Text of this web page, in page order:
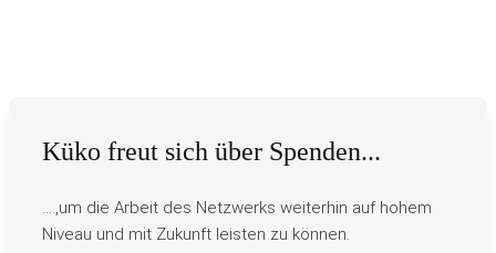
Küko freut sich über Spenden...
….,um die Arbeit des Netzwerks weiterhin auf hohem
Niveau und mit Zukunft leisten zu können.